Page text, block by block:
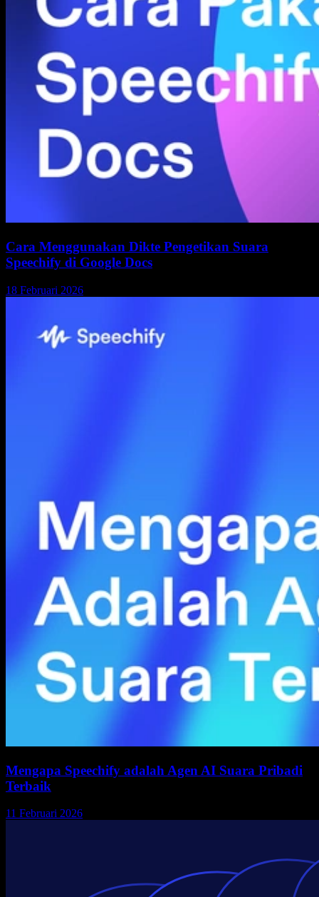
Cara Menggunakan Dikte Pengetikan Suara
Speechify di Google Docs
18 Februari 2026
Mengapa Speechify adalah Agen AI Suara Pribadi
Terbaik
11 Februari 2026